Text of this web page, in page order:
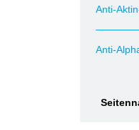
Anti-
Anti-